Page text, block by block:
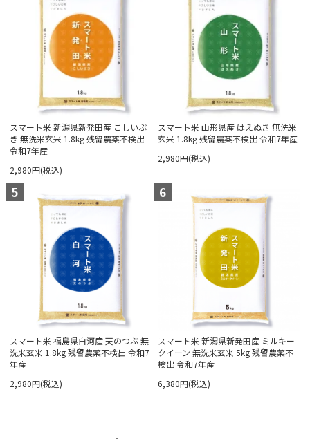
スマート米 新潟県新発田産 こしいぶ
き 無洗米玄米 1.8kg 残留農薬不検出
令和7年産
2,980円(税込)
スマート米 山形県産 はえぬき 無洗米
玄米 1.8kg 残留農薬不検出 令和7年産
2,980円(税込)
5
スマート米 福島県白河産 天のつぶ 無
洗米玄米 1.8kg 残留農薬不検出 令和7
年産
2,980円(税込)
6
スマート米 新潟県新発田産 ミルキー
クイーン 無洗米玄米 5kg 残留農薬不
検出 令和7年産
6,380円(税込)